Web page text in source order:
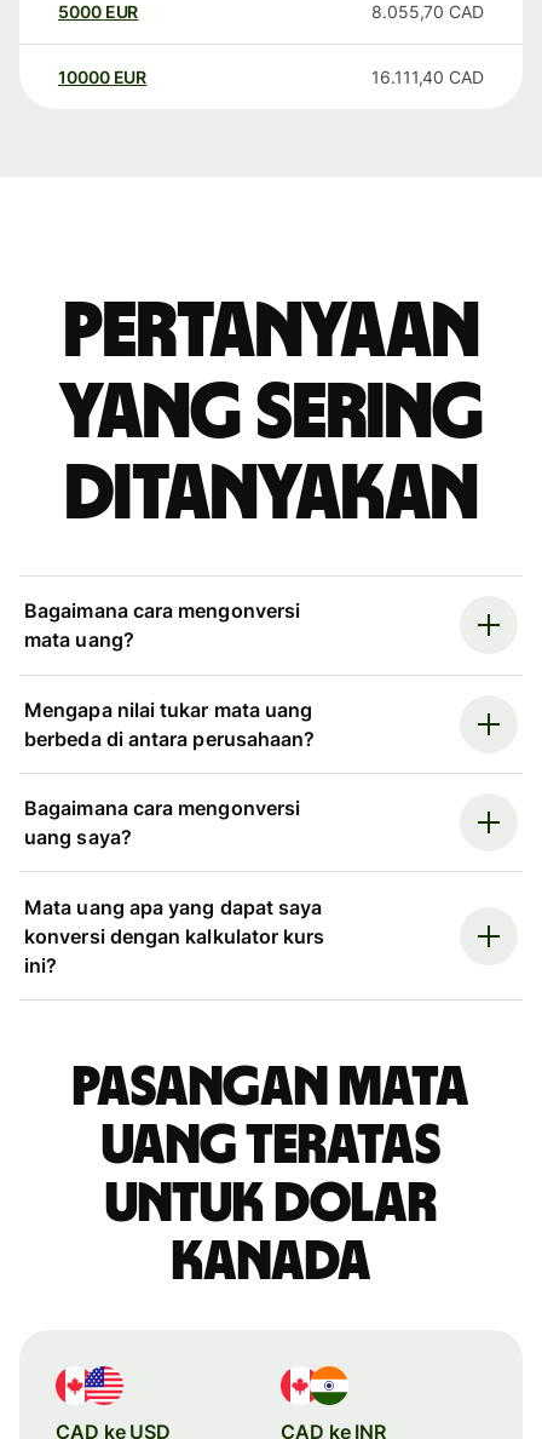
5000 EUR 8.055,70 CAD
10000 EUR 16.111,40 CAD
Pertanyaan
yang sering
ditanyakan
Bagaimana cara mengonversi
mata uang?
Mengapa nilai tukar mata uang
berbeda di antara perusahaan?
Bagaimana cara mengonversi
uang saya?
Mata uang apa yang dapat saya
konversi dengan kalkulator kurs
ini?
Pasangan mata
uang teratas
untuk dolar
Kanada
CAD ke USD CAD ke INR